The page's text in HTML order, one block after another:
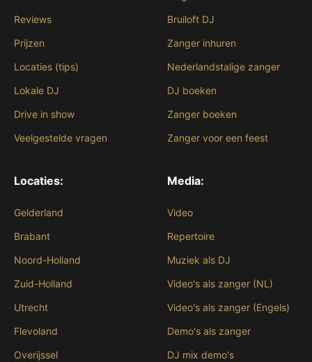
Reviews
Prijzen
Locaties (tips)
Lokale DJ
Drive in show
Veelgestelde vragen
Bruiloft DJ
Zanger inhuren
Nederlandstalige zanger
DJ boeken
Zanger boeken
Zanger voor een feest
Locaties:
Gelderland
Brabant
Noord-Holland
Zuid-Holland
Utrecht
Flevoland
Overijssel
Media:
Video
Repertoire
Muziek als DJ
Video's als zanger (NL)
Video's als zanger (Engels)
Demo's als zanger
DJ mix demo's